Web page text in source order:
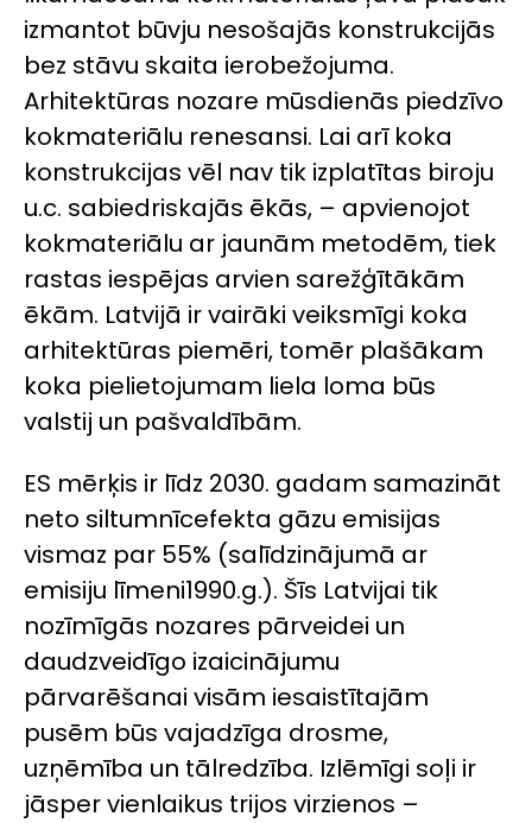
izmantot būvju nesošajās konstrukcijās
bez stāvu skaita ierobežojuma.
Arhitektūras nozare mūsdienās piedzīvo
kokmateriālu renesansi. Lai arī koka
konstrukcijas vēl nav tik izplatītas biroju
u.c. sabiedriskajās ēkās, – apvienojot
kokmateriālu ar jaunām metodēm, tiek
rastas iespējas arvien sarežģītākām
ēkām. Latvijā ir vairāki veiksmīgi koka
arhitektūras piemēri, tomēr plašākam
koka pielietojumam liela loma būs
valstij un pašvaldībām.
ES mērķis ir līdz 2030. gadam samazināt
neto siltumnīcefekta gāzu emisijas
vismaz par 55% (salīdzinājumā ar
emisiju līmeni1990.g.). Šīs Latvijai tik
nozīmīgās nozares pārveidei un
daudzveidīgo izaicinājumu
pārvarēšanai visām iesaistītajām
pusēm būs vajadzīga drosme,
uzņēmība un tālredzība. Izlēmīgi soļi ir
jāsper vienlaikus trijos virzienos –